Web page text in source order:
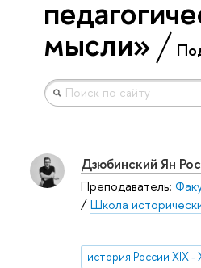
мысли»
Дзюбинский Ян
Преподаватель:
/Школа